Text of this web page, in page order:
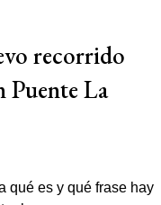
recorrido
Puente La